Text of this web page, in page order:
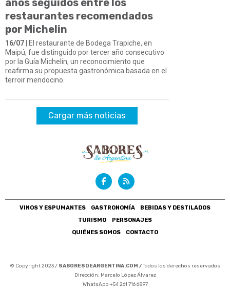
restaurantes recomendados
por Michelin
16/07 | El restaurante de Bodega Trapiche, en
Maipú, fue distinguido por tercer año consecutivo
por la Guía Michelin, un reconocimiento que
reafirma su propuesta gastronómica basada en el
terroir mendocino.
Cargar más noticias
VINOS Y ESPUMANTES GASTRONOMÍA
BEBIDAS Y DESTILADOS
TURISMO
PERSONAJES
QUIÉNES SOMOS
CONTACTO
© Copyright 2023 / SABORESDEARGENTINA.COM /Todos los derechos reservados
Dirección: Marcelo López Álvarez
WhatsApp +54 261 716 6897